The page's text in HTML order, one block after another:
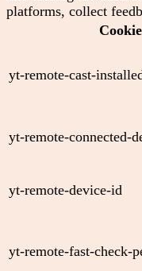
platforms, collect
Cookie
yt-remote-cast-
yt-remote-connected-
yt-remote-device-id
yt-remote-fast-check-